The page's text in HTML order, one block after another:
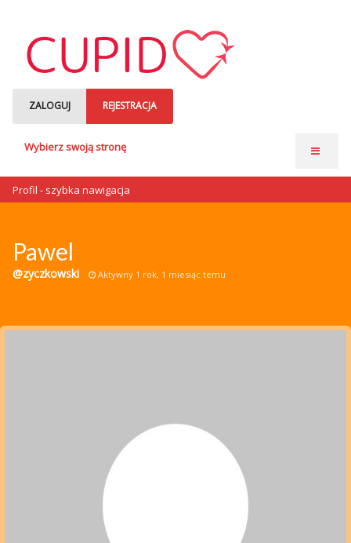
ZALOGUJ REJESTRACJA
Wybierz swoją stronę
o nas
Profil - szybka nawigacja
Pawel
@zyczkowski Aktywny 1 rok, 1 miesiąc temu